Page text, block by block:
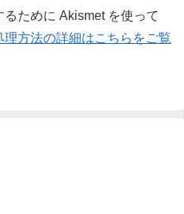
ために Akismet を使って
理方法の詳細はこちらをご覧